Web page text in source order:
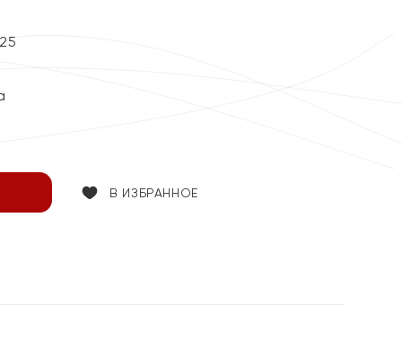
В ИЗБРАННОЕ